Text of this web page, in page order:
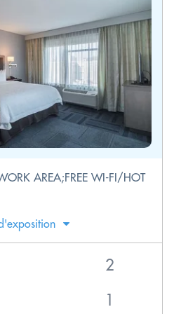
AREA;FREE WI-FI/HOT